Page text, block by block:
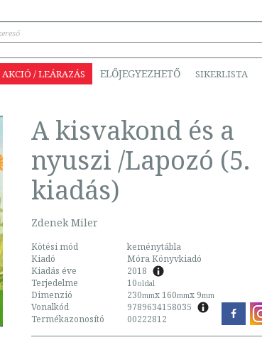
AKCIÓ / LEÁRAZÁS ELŐJEGYEZHETŐ SIKERLISTA
A kisvakond és a
nyuszi /Lapozó (5.
kiadás)
Zdenek Miler
Kötési mód
keménytábla
Kiadó
Móra Könyvkiadó
Kiadás éve
2018
Terjedelme
10oldal
Dimenzió 230mmx 160mmx 9mm
Vonalkód
9789634158035
Termékazonosító
00222812